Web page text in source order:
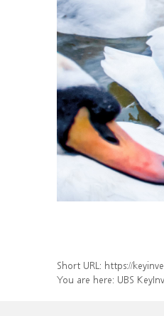
Short URL: https://
You are here: UBS